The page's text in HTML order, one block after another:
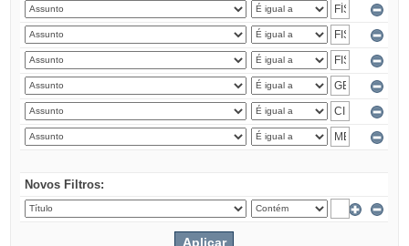
Novos Filtros: